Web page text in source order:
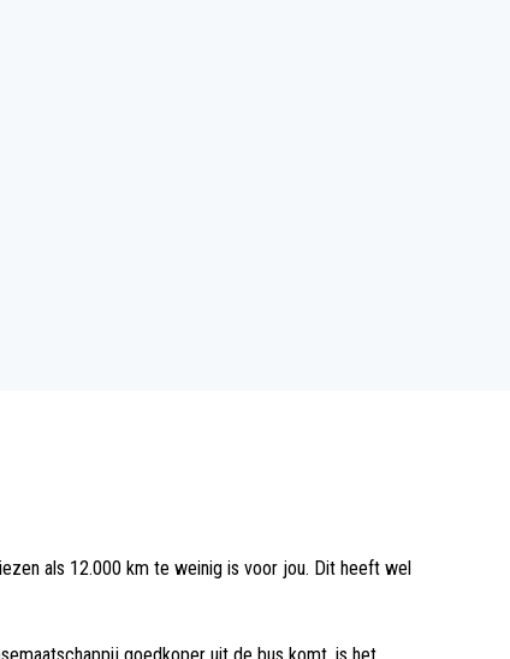
als 12.000 km te weinig is voor jou. Dit heeft wel